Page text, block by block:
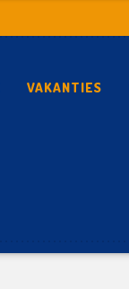
VAKANTIES